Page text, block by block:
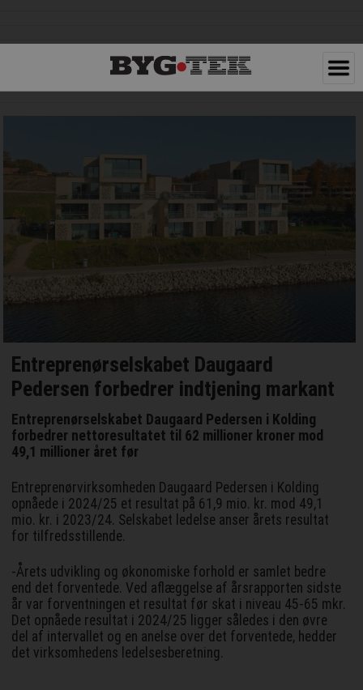
Entreprenørselskabet Daugaard
Pedersen forbedrer indtjening markant
Entreprenørselskabet Daugaard Pedersen i Kolding
forbedrer nettoresultatet til 62 millioner kroner mod
49,1 millioner året før
Entreprenørvirksomheden Daugaard Pedersen i Kolding
opnåede i 2024/25 et resultat på 61,9 mio. kr. mod 49,1
mio. kr. i 2023/24. Selskabet ledelse anser årets resultat
for tilfredsstillende.
-Årets udvikling og økonomiske forhold er samlet bedre
end det forventede. Ved aflæggelse af årsrapporten sidste
år var forventningen et resultat før skat i niveau 45-65 mkr.
Det opnåede resultat i 2024/25 ligger således i den øvre
del af intervallet og en anelse over det forventede, hedder
det virksomhedens ledelsesberetning.